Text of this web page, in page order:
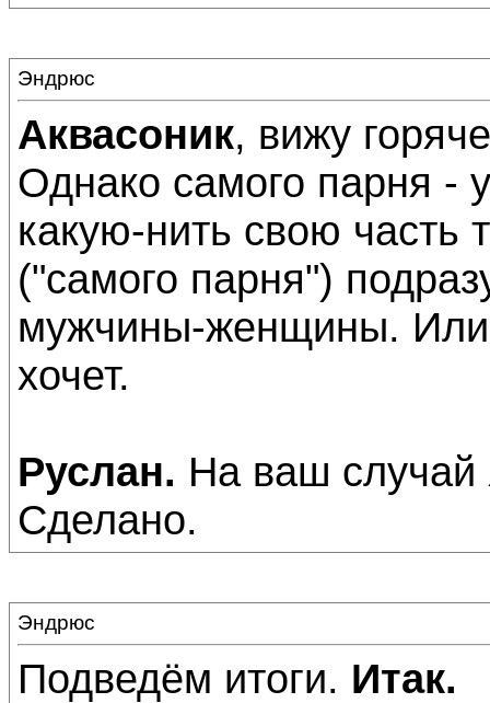
Эндрюс
Аквасоник, вижу
Однако самого парня -
какую-нить свою часть
("самого парня")
мужчины-женщины.
хочет.
Руслан. На ваш
Сделано.
Эндрюс
Подведём итоги. Итак.